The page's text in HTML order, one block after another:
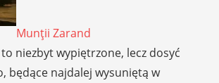
Munţii Zarand
niezbyt wypiętrzone, lecz dosyć
będące najdalej wysuniętą w